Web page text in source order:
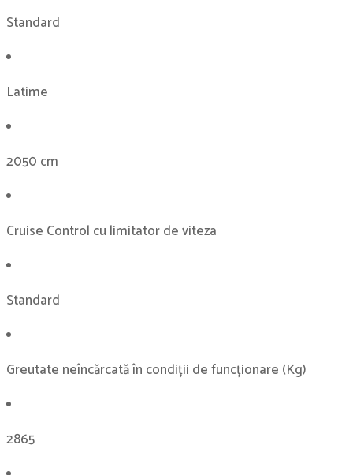
Standard
Latime
2050 cm
Cruise Control cu ​​limitator de viteza
Standard
Greutate neîncărcată în condiții de funcționare (Kg)
2865